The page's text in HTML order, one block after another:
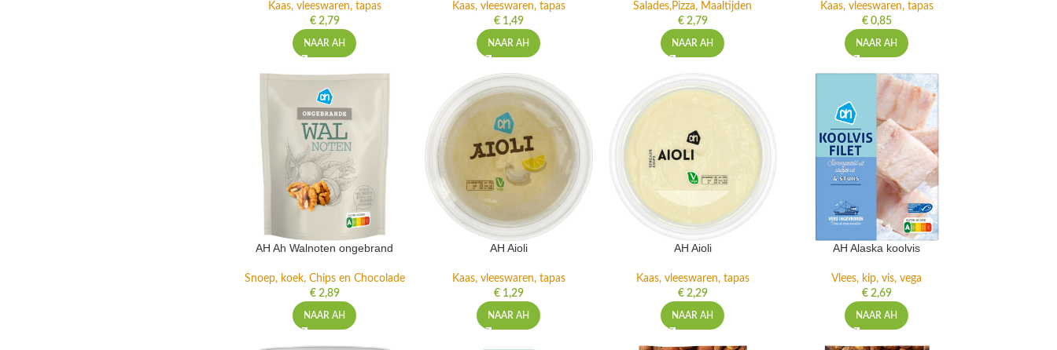
Kaas, vleeswaren, tapas
€2,79
NAAR AH
Kaas, vleeswaren, tapas
€1,49
NAAR AH
Salades,Pizza, Maaltijden
€2,79
NAAR AH
Kaas, vleeswaren, tapas
€0,85
NAAR AH
AH Ah Walnoten ongebrand
Snoep, koek, Chips en Chocolade
€2,89
NAAR AH
AH Aioli
Kaas, vleeswaren, tapas
€1,29
NAAR AH
AH Aioli
Kaas, vleeswaren, tapas
€2,29
NAAR AH
AH Alaska koolvis
Vlees, kip, vis, vega
€2,69
NAAR AH